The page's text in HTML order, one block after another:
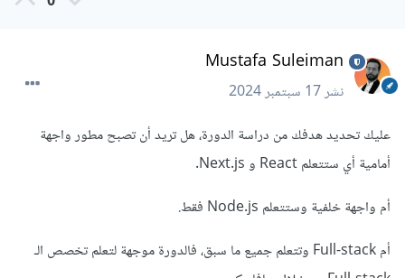
Mustafa Suleiman
نشر17 سبتمبر 2024
عليك تحديد هدفك من دراسة الدورة، هل تريد أن تصبح مطور واجهة
أمامية أي ستتعلم React و Next.js.
أم واجهة خلفية وستتعلم Node.js فقط.
أم Full-stack وتتعلم جميع ما سبق، فالدورة موجهة لتعلم تخصص الـ